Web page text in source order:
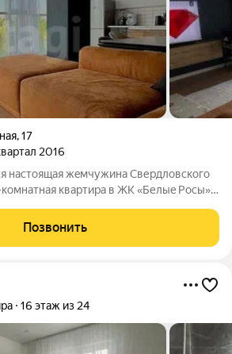
,17
2016
настоящая жeмчужина Cвеpдловcкoго
Позвонить
16 этаж из 24